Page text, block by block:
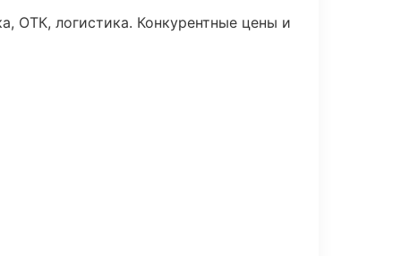
ОТК, логистика. Конкурентные цены и